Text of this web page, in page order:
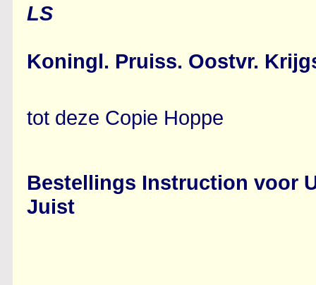
LS
Koningl. Pruiss. Oostvr.
tot deze Copie Hoppe
Bestellings Instruction voor
Juist